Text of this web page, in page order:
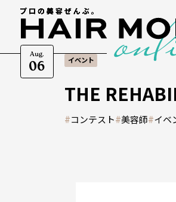
Aug.
06 イベント
THE
#コンテスト#美容師#イベ